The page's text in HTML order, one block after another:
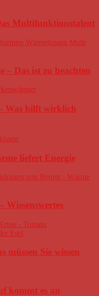
Multifunktionstalent
– Das ist zu beachten
Was hilft wirklich
liefert Energie
Wissenswertes
müssen Sie wissen
kommt es an